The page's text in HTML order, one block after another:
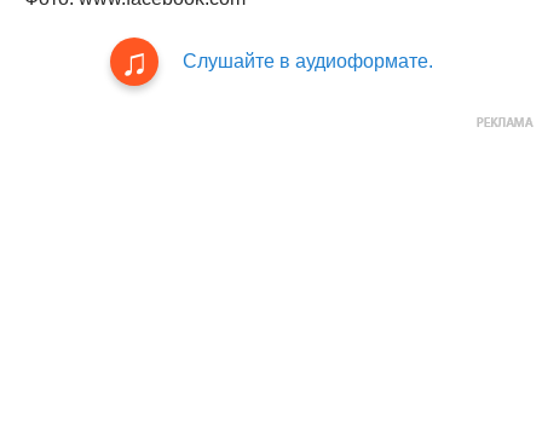
Слушайте в аудиоформате.